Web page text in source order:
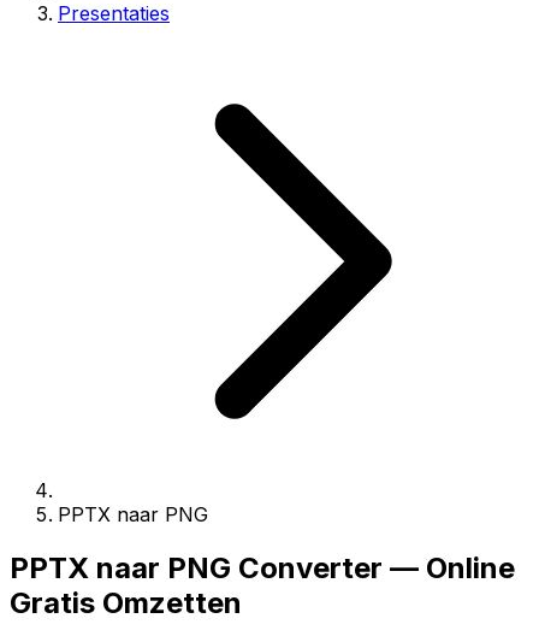
Presentaties
PPTX naar PNG
PPTX naar PNG Converter — Online
Gratis Omzetten